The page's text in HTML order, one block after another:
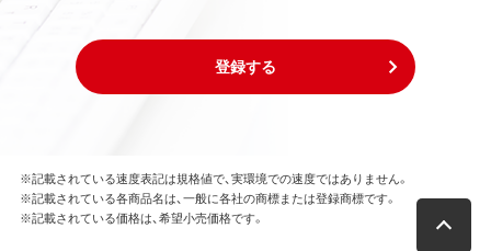
登録する
※記載されている速度表記は規格値で、実環境での速度ではありません。
※記載されている各商品名は、一般に各社の商標または登録商標です。
※記載されている価格は、希望小売価格です。